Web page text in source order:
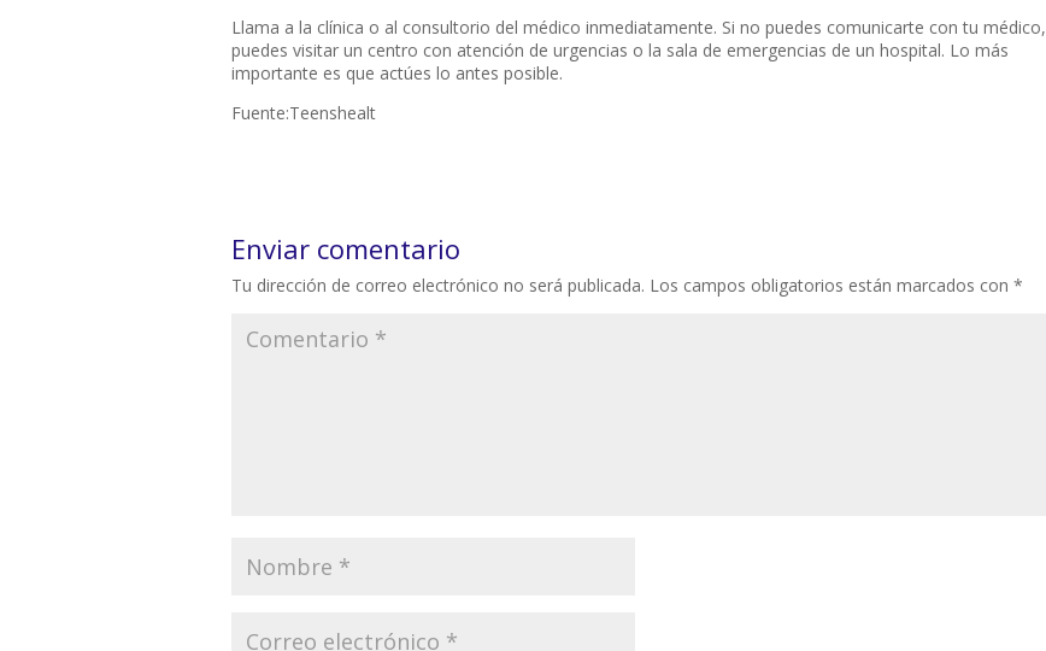
Llama a la clínica o al consultorio del médico inmediatamente. Si no puedes comunicarte con tu médico,
puedes visitar un centro con atención de urgencias o la sala de emergencias de un hospital. Lo más
importante es que actúes lo antes posible.
Fuente:Teenshealt
Enviar comentario
Tu dirección de correo electrónico no será publicada. Los campos obligatorios están marcados con *